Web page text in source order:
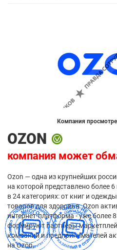
Компания
OZON
компания может
Ozon — одна из крупнейших
на которой представлено более
в 24 категориях: от книг и
товаров для здоровья. Ozon
интернет-платформа - уже более
формируют партнеры
компаний и предпринимателей
на Ozon.